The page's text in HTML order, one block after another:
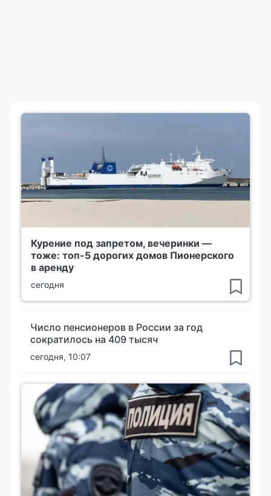
Курение под запретом, вечеринки —
тоже: топ-5 дорогих домов Пионерского
в аренду
сегодня
Число пенсионеров в России за год
сократилось на 409 тысяч
сегодня, 10:07